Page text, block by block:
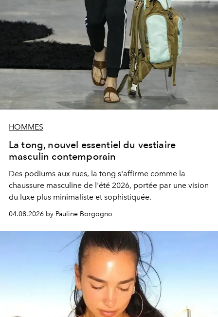
HOMMES
La tong, nouvel essentiel du vestiaire
masculin contemporain
Des podiums aux rues, la tong s'affirme comme la
chaussure masculine de l'été 2026, portée par une vision
du luxe plus minimaliste et sophistiquée.
04.08.2026 by Pauline Borgogno